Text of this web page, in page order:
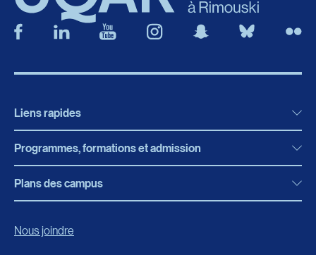
Liens rapides
Actualités
Bibliothèque
Boutique en ligne
Programmes, formations et admission
Programmes, formations et admission
Plans des campus
Nous joindre